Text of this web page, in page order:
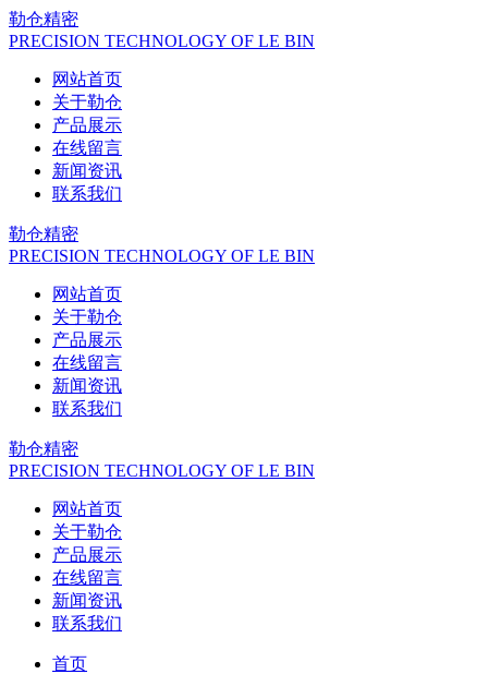
勒仓精密
PRECISION TECHNOLOGY OF LE BIN
网站首页
关于勒仓
产品展示
在线留言
新闻资讯
联系我们
勒仓精密
PRECISION TECHNOLOGY OF LE BIN
网站首页
关于勒仓
产品展示
在线留言
新闻资讯
联系我们
勒仓精密
PRECISION TECHNOLOGY OF LE BIN
网站首页
关于勒仓
产品展示
在线留言
新闻资讯
联系我们
首页